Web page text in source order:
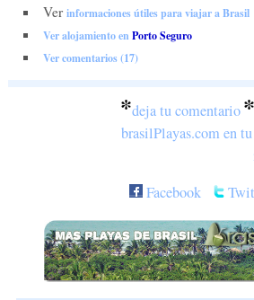
Ver informaciones útiles para viajar a Brasil
Ver alojamiento en Porto Seguro
Ver comentarios (17)
*deja tu comentario*
brasilPlayas.com en
Facebook